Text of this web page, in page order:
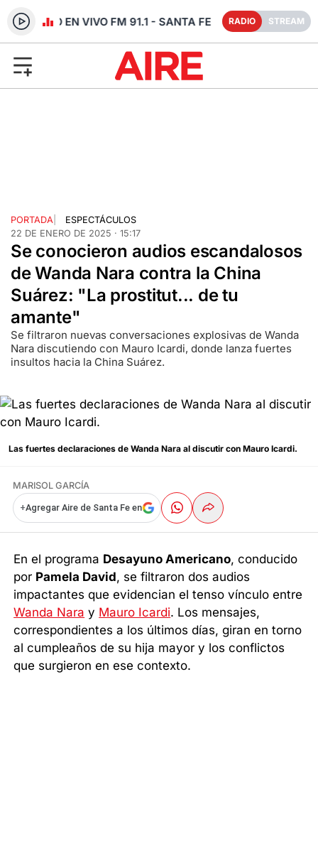
RADIO EN VIVO FM 91.1 - SANTA FE RADIO STREAM
PORTADA
ESPECTÁCULOS
22 DE ENERO DE 2025 · 15:17
Se conocieron audios escandalosos
de Wanda Nara contra la China
Suárez: "La prostitut... de tu
amante"
Se filtraron nuevas conversaciones explosivas de Wanda
Nara discutiendo con Mauro Icardi, donde lanza fuertes
insultos hacia la China Suárez.
Las fuertes declaraciones de Wanda Nara al discutir con Mauro Icardi.
MARISOL GARCÍA
+Agregar Aire de Santa Fe en
En el programa Desayuno Americano, conducido
por Pamela David, se filtraron dos audios
impactantes que evidencian el tenso vínculo entre
Wanda Nara y Mauro Icardi. Los mensajes,
correspondientes a los últimos días, giran en torno
al cumpleaños de su hija mayor y los conflictos
que surgieron en ese contexto.